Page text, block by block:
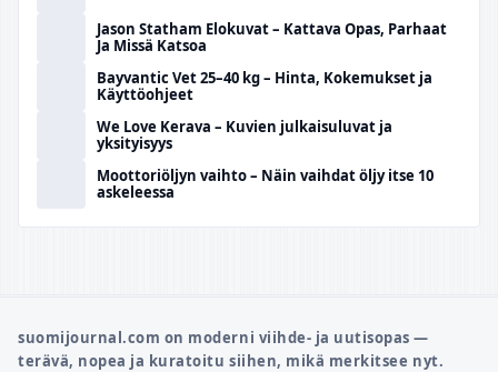
Jason Statham Elokuvat – Kattava Opas, Parhaat
Ja Missä Katsoa
Bayvantic Vet 25–40 kg – Hinta, Kokemukset ja
Käyttöohjeet
We Love Kerava – Kuvien julkaisuluvat ja
yksityisyys
Moottoriöljyn vaihto – Näin vaihdat öljy itse 10
askeleessa
suomijournal.com on moderni viihde- ja uutisopas —
terävä, nopea ja kuratoitu siihen, mikä merkitsee nyt.